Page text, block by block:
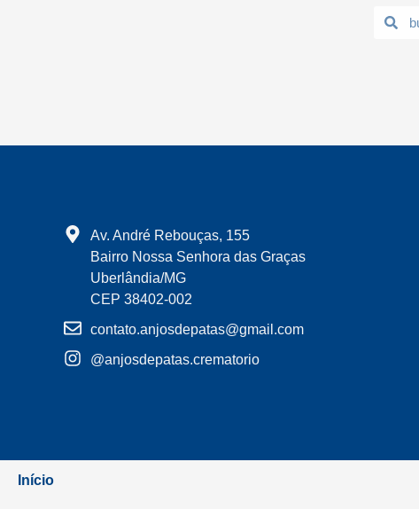
Av. André Rebouças, 155
Bairro Nossa Senhora das Graças
Uberlândia/MG
CEP 38402-002
contato.anjosdepatas@gmail.com
@anjosdepatas.crematorio
Início